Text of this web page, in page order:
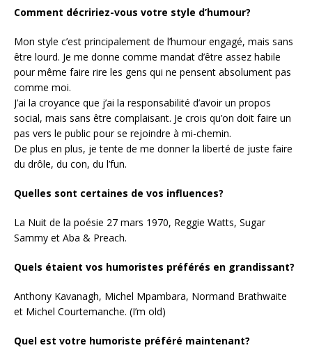
Comment décririez-vous votre style d’humour?
Mon style c’est principalement de l’humour engagé, mais sans
être lourd. Je me donne comme mandat d’être assez habile
pour même faire rire les gens qui ne pensent absolument pas
comme moi.
J’ai la croyance que j’ai la responsabilité d’avoir un propos
social, mais sans être complaisant. Je crois qu’on doit faire un
pas vers le public pour se rejoindre à mi-chemin.
De plus en plus, je tente de me donner la liberté de juste faire
du drôle, du con, du l’fun.
Quelles sont certaines de vos influences?
La Nuit de la poésie 27 mars 1970, Reggie Watts, Sugar
Sammy et Aba & Preach.
Quels étaient vos humoristes préférés en grandissant?
Anthony Kavanagh, Michel Mpambara, Normand Brathwaite
et Michel Courtemanche. (I’m old)
Quel est votre humoriste préféré maintenant?